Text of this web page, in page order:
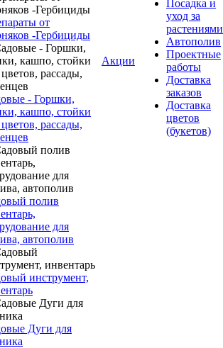
от
-Гербициды
- Горшки,
кашпо, стойки
рассады,
полив
для
автополив
инструмент,
Дуги для
Акции
Посадка и
уход за
растениями
Автополив
Проектные
работы
Доставка
заказов
Доставка
цветов
(букетов)